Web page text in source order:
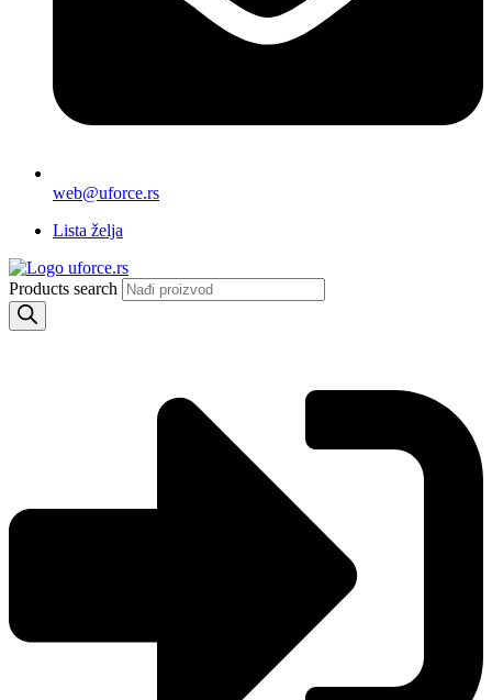
web@uforce.rs
Lista želja
Products search